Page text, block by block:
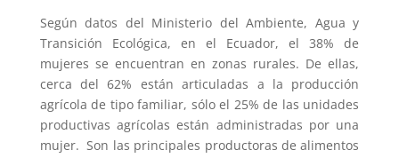
Según datos del Ministerio del Ambiente, Agua y
Transición Ecológica, en el Ecuador, el 38% de
mujeres se encuentran en zonas rurales. De ellas,
cerca del 62% están articuladas a la producción
agrícola de tipo familiar, sólo el 25% de las unidades
productivas agrícolas están administradas por una
mujer. Son las principales productoras de alimentos